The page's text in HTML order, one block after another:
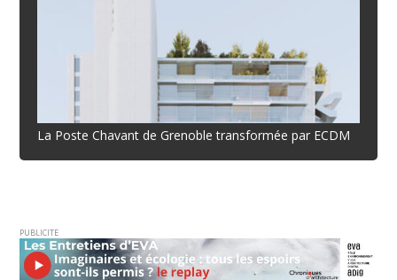
La Poste Chavant de Grenoble transformée par ECDM
PUBLICITE